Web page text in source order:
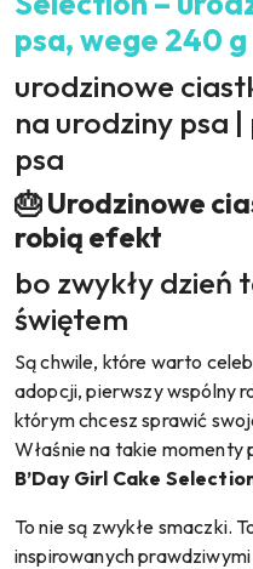
psa, wege 240 g
urodzinowe
na urodziny psa
psa
🎂 Urodzinowe
robią efekt
bo zwykły dzień
świętem
Są chwile, które warto
adopcji, pierwszy wspólny
którym chcesz sprawić
Właśnie na takie momenty
B’Day Girl Cake
To nie są zwykłe smaczki.
inspirowanych